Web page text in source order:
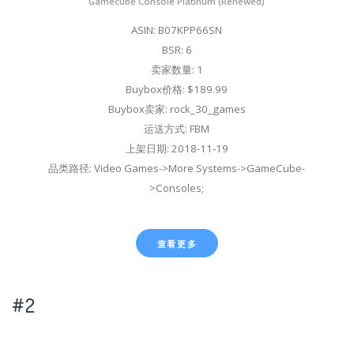
ASIN: B07KPP66SN
BSR: 6
卖家数量: 1
Buybox价格: $189.99
Buybox卖家: rock_30_games
运送方式: FBM
上架日期: 2018-11-19
品类路径: Video Games->More Systems->GameCube-
>Consoles;
查看更多
#2